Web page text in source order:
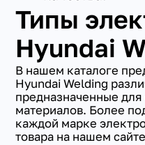
Типы
Hyundai
В нашем каталоге
Hyundai Welding
предназначенные
материалов. Более
каждой марке
товара на нашем